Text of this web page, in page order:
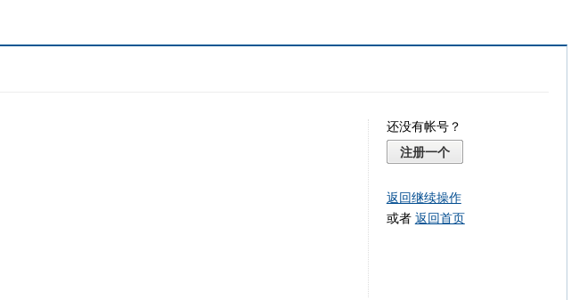
还没有帐号？
注册一个
返回继续操作
或者 返回首页